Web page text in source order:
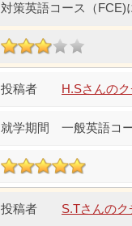
対策英語コース（FCE)
H.Sさんの
一般英語コ
S.Tさんの